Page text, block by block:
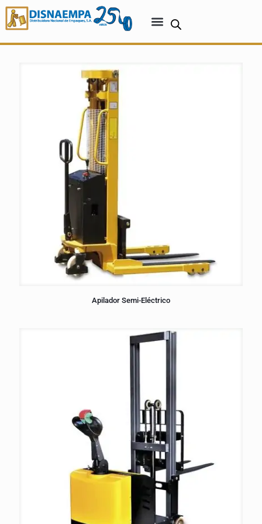
Apilador Semi-Eléctrico